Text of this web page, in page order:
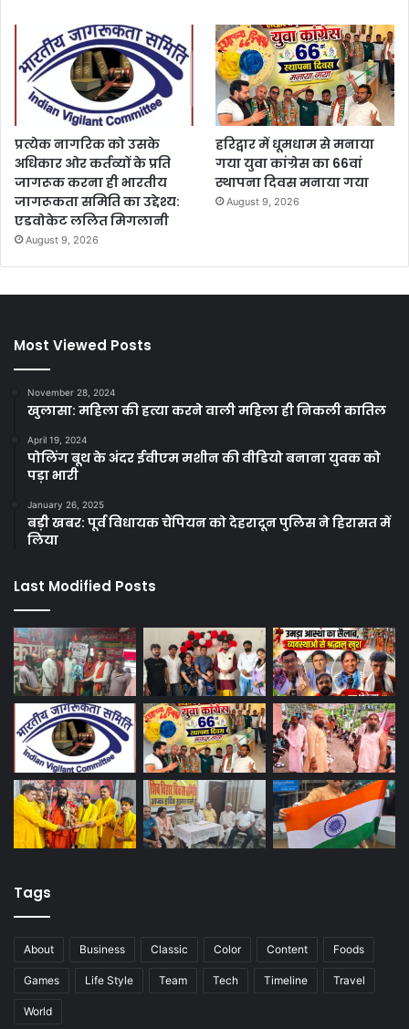
प्रत्येक नागरिक को उसके
अधिकार ओर कर्तव्यों के प्रति
जागरूक करना ही भारतीय
जागरूकता समिति का उद्देश्य:
एडवोकेट ललित मिगलानी
August 9, 2026
हरिद्वार में धूमधाम से मनाया
गया युवा कांग्रेस का 66वां
स्थापना दिवस मनाया गया
August 9, 2026
Most Viewed Posts
November 28, 2024
खुलासा: महिला की हत्या करने वाली महिला ही निकली कातिल
April 19, 2024
पोलिंग बूथ के अंदर ईवीएम मशीन की वीडियो बनाना युवक को
पड़ा भारी
January 26, 2025
बड़ी खबर: पूर्व विधायक चैंपियन को देहरादून पुलिस ने हिरासत में
लिया
Last Modified Posts
Tags
About Business Classic Color Content Foods
Games Life Style Team Tech Timeline Travel
World